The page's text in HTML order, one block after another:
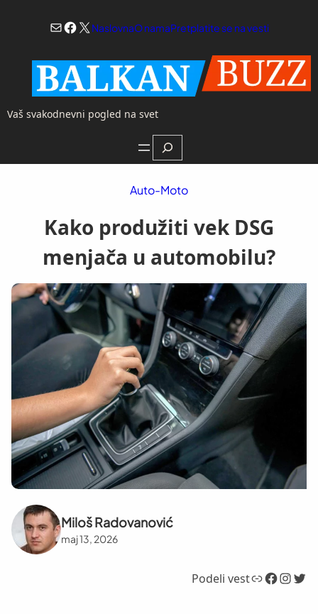
Mail
Facebook
X NaslovnaO namaPretplatite se na vesti
Vaš svakodnevni pogled na svet
Search
Auto-Moto
Kako produžiti vek DSG
menjača u automobilu?
Miloš Radovanović
maj 13, 2026
Podeli vestLink Facebook InstagramTwitter